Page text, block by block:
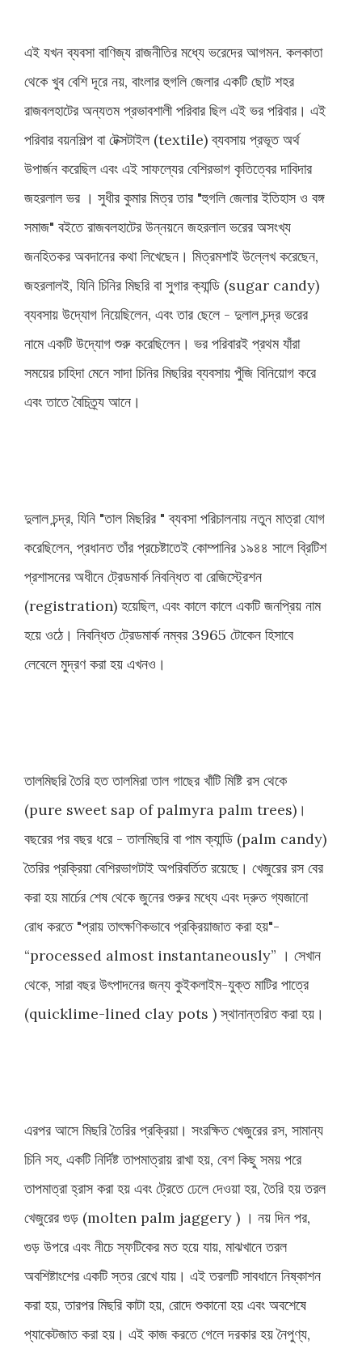
এই যখন ব্যবসা বাণিজ্য রাজনীতির মধ্যে ভরেদের আগমন. কলকাতা
থেকে খুব বেশি দূরে নয়, বাংলার হুগলি জেলার একটি ছোট শহর
রাজবলহাটের অন্যতম প্রভাবশালী পরিবার ছিল এই ভর পরিবার। এই
পরিবার বয়নশিল্প বা টেক্সটাইল (textile) ব্যবসায় প্রভূত অর্থ
উপার্জন করেছিল এবং এই সাফল্যের বেশিরভাগ কৃতিত্বের দাবিদার
জহরলাল ভর । সুধীর কুমার মিত্র তার "হুগলি জেলার ইতিহাস ও বঙ্গ
সমাজ" বইতে রাজবলহাটের উন্নয়নে জহরলাল ভরের অসংখ্য
জনহিতকর অবদানের কথা লিখেছেন। মিত্রমশাই উল্লেখ করেছেন,
জহরলালই, যিনি চিনির মিছরি বা সুগার ক্যান্ডি (sugar candy)
ব্যবসায় উদ্যোগ নিয়েছিলেন, এবং তার ছেলে - দুলাল চন্দ্র ভরের
নামে একটি উদ্যোগ শুরু করেছিলেন। ভর পরিবারই প্রথম যাঁরা
সময়ের চাহিদা মেনে সাদা চিনির মিছরির ব্যবসায় পুঁজি বিনিয়োগ করে
এবং তাতে বৈচিত্র্য আনে।
দুলাল চন্দ্র, যিনি "তাল মিছরির " ব্যবসা পরিচালনায় নতুন মাত্রা যোগ
করেছিলেন, প্রধানত তাঁর প্রচেষ্টাতেই কোম্পানির ১৯৪৪ সালে ব্রিটিশ
প্রশাসনের অধীনে ট্রেডমার্ক নিবন্ধিত বা রেজিস্ট্রেশন
(registration) হয়েছিল, এবং কালে কালে একটি জনপ্রিয় নাম
হয়ে ওঠে। নিবন্ধিত ট্রেডমার্ক নম্বর 3965 টোকেন হিসাবে
লেবেলে মুদ্রণ করা হয় এখনও।
তালমিছরি তৈরি হত তালমিরা তাল গাছের খাঁটি মিষ্টি রস থেকে
(pure sweet sap of palmyra palm trees)।
বছরের পর বছর ধরে - তালমিছরি বা পাম ক্যান্ডি (palm candy)
তৈরির প্রক্রিয়া বেশিরভাগটাই অপরিবর্তিত রয়েছে। খেজুরের রস বের
করা হয় মার্চের শেষ থেকে জুনের শুরুর মধ্যে এবং দ্রুত গ্যজানো
রোধ করতে "প্রায় তাৎক্ষণিকভাবে প্রক্রিয়াজাত করা হয়"-
“processed almost instantaneously” । সেখান
থেকে, সারা বছর উৎপাদনের জন্য কুইকলাইম-যুক্ত মাটির পাত্রে
(quicklime-lined clay pots ) স্থানান্তরিত করা হয়।
এরপর আসে মিছরি তৈরির প্রক্রিয়া। সংরক্ষিত খেজুরের রস, সামান্য
চিনি সহ, একটি নির্দিষ্ট তাপমাত্রায় রাখা হয়, বেশ কিছু সময় পরে
তাপমাত্রা হ্রাস করা হয় এবং ট্রেতে ঢেলে দেওয়া হয়, তৈরি হয় তরল
খেজুরের গুড় (molten palm jaggery ) । নয় দিন পর,
গুড় উপরে এবং নীচে স্ফটিকের মত হয়ে যায়, মাঝখানে তরল
অবশিষ্টাংশের একটি স্তর রেখে যায়। এই তরলটি সাবধানে নিষ্কাশন
করা হয়, তারপর মিছরি কাটা হয়, রোদে শুকানো হয় এবং অবশেষে
প্যাকেটজাত করা হয়। এই কাজ করতে গেলে দরকার হয় নৈপুণ্য,